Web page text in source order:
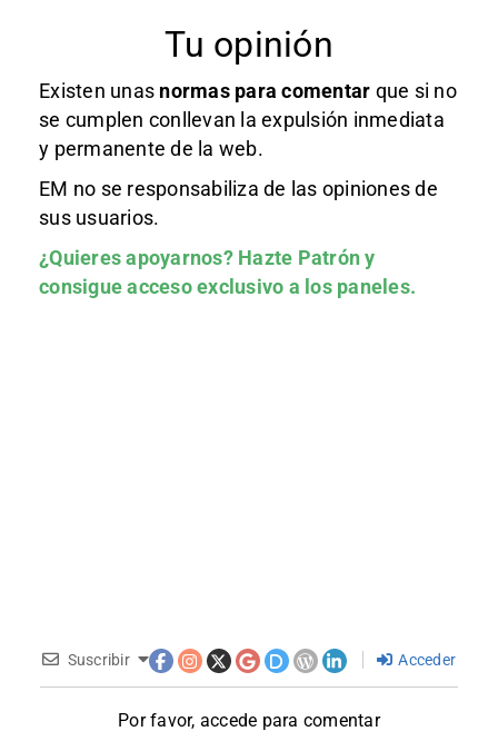
Tu opinión
Existen unas normas para comentar que si no
se cumplen conllevan la expulsión inmediata
y permanente de la web.
EM no se responsabiliza de las opiniones de
sus usuarios.
¿Quieres apoyarnos? Hazte Patróny
consigue acceso exclusivo a los paneles.
Suscribir Acceder
Por favor, accede para comentar